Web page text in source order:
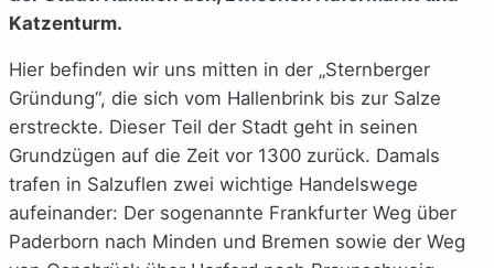
Katzenturm.
Hier befinden wir uns mitten in der „Sternberger
Gründung“, die sich vom Hallenbrink bis zur Salze
erstreckte. Dieser Teil der Stadt geht in seinen
Grundzügen auf die Zeit vor 1300 zurück. Damals
trafen in Salzuflen zwei wichtige Handelswege
aufeinander: Der sogenannte Frankfurter Weg über
Paderborn nach Minden und Bremen sowie der Weg